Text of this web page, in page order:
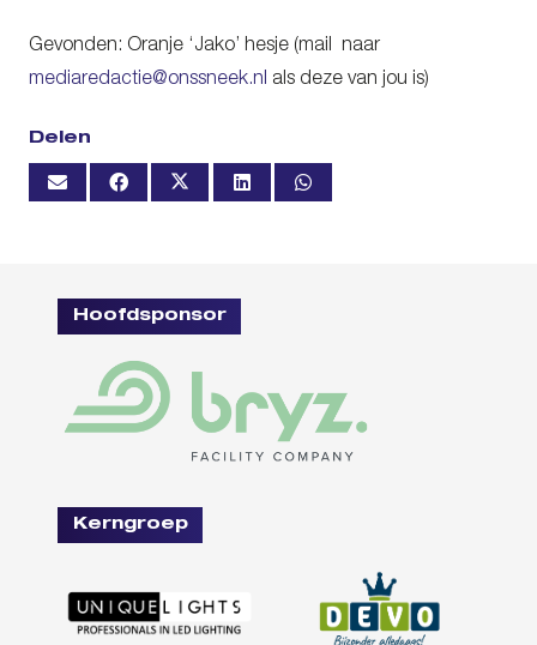
Gevonden: Oranje ‘Jako’ hesje (mail naar
mediaredactie@onssneek.nl als deze van jou is)
Delen
Hoofdsponsor
Kerngroep